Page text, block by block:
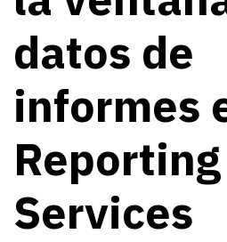
datos de
informes
Reporting
Services